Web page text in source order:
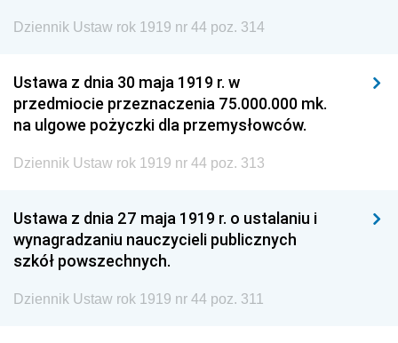
Dziennik Ustaw rok 1919 nr 44 poz. 314
Ustawa z dnia 30 maja 1919 r. w
przedmiocie przeznaczenia 75.000.000 mk.
na ulgowe pożyczki dla przemysłowców.
Dziennik Ustaw rok 1919 nr 44 poz. 313
Ustawa z dnia 27 maja 1919 r. o ustalaniu i
wynagradzaniu nauczycieli publicznych
szkół powszechnych.
Dziennik Ustaw rok 1919 nr 44 poz. 311